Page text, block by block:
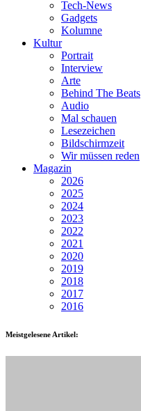
Tech-News
Gadgets
Kolumne
Kultur
Portrait
Interview
Arte
Behind The Beats
Audio
Mal schauen
Lesezeichen
Bildschirmzeit
Wir müssen reden
Magazin
2026
2025
2024
2023
2022
2021
2020
2019
2018
2017
2016
Meistgelesene Artikel: